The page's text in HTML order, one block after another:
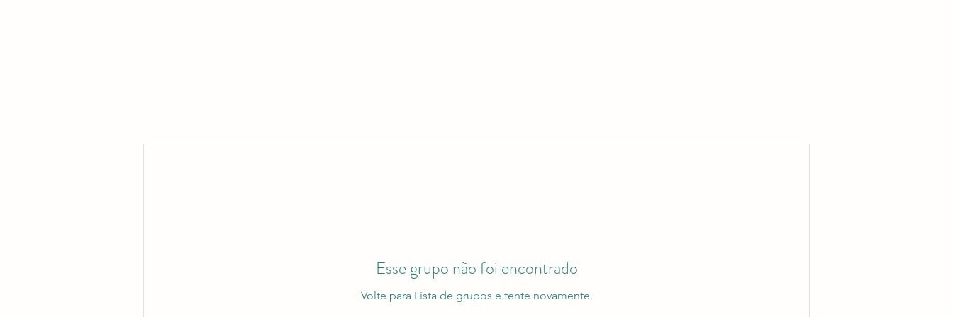
Esse grupo não foi encontrado
Volte para Lista de grupos e tente novamente.